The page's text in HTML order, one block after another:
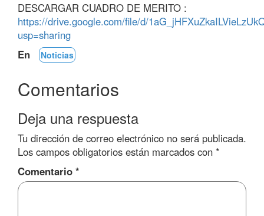
DESCARGAR CUADRO DE MERITO :
https://drive.google.com/file/d/
usp=sharing
En
Noticias
Comentarios
Deja una respuesta
Tu dirección de correo electrónico no será publicada.
Los campos obligatorios están marcados con *
Comentario *